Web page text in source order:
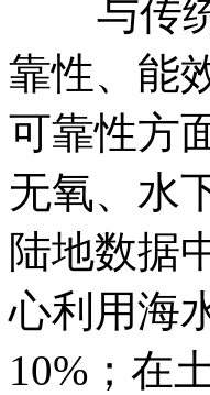
与传统
靠性、能
可靠性方
无氧、水
陆地数据
心利用海
10%；在